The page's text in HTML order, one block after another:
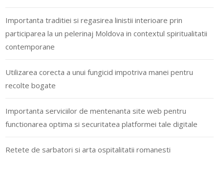
Importanta traditiei si regasirea linistii interioare prin
participarea la un pelerinaj Moldova in contextul spiritualitatii
contemporane
Utilizarea corecta a unui fungicid impotriva manei pentru
recolte bogate
Importanta serviciilor de mentenanta site web pentru
functionarea optima si securitatea platformei tale digitale
Retete de sarbatori si arta ospitalitatii romanesti